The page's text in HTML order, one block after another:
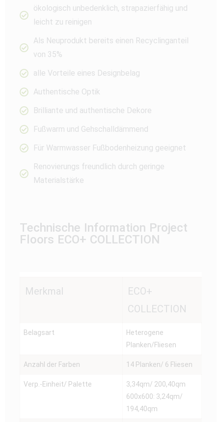
ökologisch unbedenklich, strapazierfähig und
leicht zu reinigen
Als Neuprodukt bereits einen Recyclinganteil
von 35%
alle Vorteile eines Designbelag
Authentische Optik
Brilliante und authentische Dekore
Fußwarm und Gehschalldämmend
Für Warmwasser Fußbodenheizung geeignet
Renovierungs freundlich durch geringe
Materialstärke
Technische Information Project
Floors ECO+ COLLECTION
Merkmal
ECO+
COLLECTION
Belagsart
Heterogene
Planken/Fliesen
Anzahl der Farben 14 Planken/ 6 Fliesen
Verp.-Einheit/ Palette
3,34qm/ 200,40qm
600x600: 3,24qm/
194,40qm